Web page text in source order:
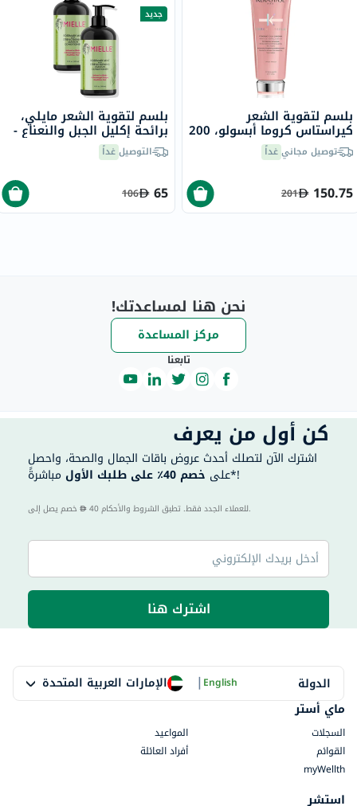
بلسم لتقوية الشعر
كيراستاس كروما أبسولو، 200
ملتوصيل مجانيغداً
150.75
201
جديد
بلسم لتقوية الشعر مايلي،
برائحة إكليل الجبل والنعناع -
2 × 355 مل التوصيلغداً
65
106
نحن هنا لمساعدتك!
مركز المساعدة
تابعنا
كن أول من يعرف
اشترك الآن لتصلك أحدث عروض باقات الجمال والصحة، واحصل
على خصم 40٪ على طلبك الأول مباشرةً*!
40 للعملاء الجدد فقط. تطبق الشروط والأحكام.
اشترك هنا
الدولة الإمارات العربية المتحدة |English
ماي أستر
السجلات
المواعيد
القوائم
أفراد العائلة
myWellth
استشر